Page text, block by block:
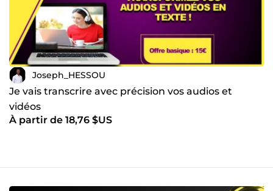
Joseph_HESSOU
Je vais transcrire avec précision vos audios et
vidéos
À partir de 18,76 $US